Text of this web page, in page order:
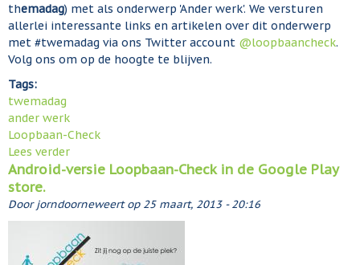
l-
C
h
e
o
k
n
o
g
e
themadag) met als onderwerp 'Ander werk'. We versturen
allerlei interessante links en artikelen over dit onderwerp
met #twemadag via ons Twitter account @loopbaancheck.
Volg ons om op de hoogte te blijven.
Tags:
twemadag
ander werk
Loopbaan-Check
Lees verder
v
r
#
T
w
Android-versie Loopbaan-Check in de Google Play
store.
Doorjorndoorneweertop 25 maart, 2013 - 20:16